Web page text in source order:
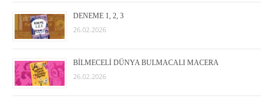
DENEME 1, 2, 3
26.02.2026
BİLMECELİ DÜNYA BULMACALI MACERA
26.02.2026